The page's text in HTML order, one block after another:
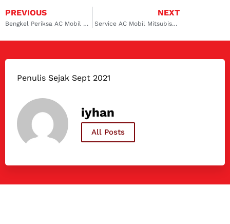
PREVIOUS
Bengkel Periksa AC Mobil Ciwidey Dokter Mobil! Bisa Flush dan Perawatan Intensif AC
NEXT
Service AC Mobil Mitsubishi Kalimalang: Dingin Maksimal, Harga Bersahabat
Penulis Sejak Sept 2021
iyhan
All Posts